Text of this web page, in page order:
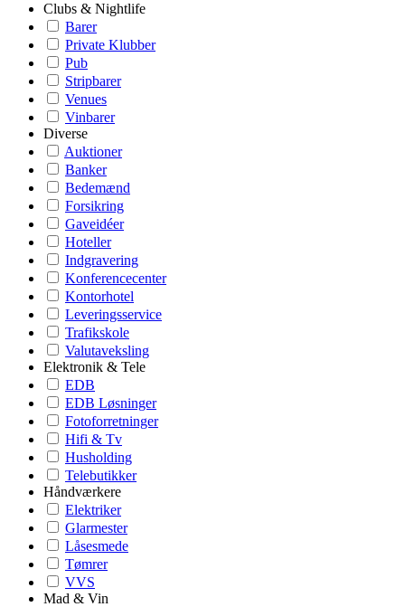
Clubs & Nightlife
Barer
Private Klubber
Pub
Stripbarer
Venues
Vinbarer
Diverse
Auktioner
Banker
Bedemænd
Forsikring
Gaveidéer
Hoteller
Indgravering
Konferencecenter
Kontorhotel
Leveringsservice
Trafikskole
Valutaveksling
Elektronik & Tele
EDB
EDB Løsninger
Fotoforretninger
Hifi & Tv
Husholding
Telebutikker
Håndværkere
Elektriker
Glarmester
Låsesmede
Tømrer
VVS
Mad & Vin